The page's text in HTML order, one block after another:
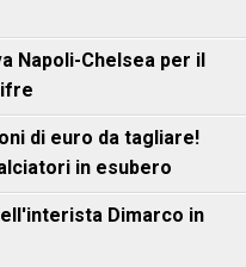
Napoli-Chelsea per il
di euro da tagliare!
in esubero
Dimarco in